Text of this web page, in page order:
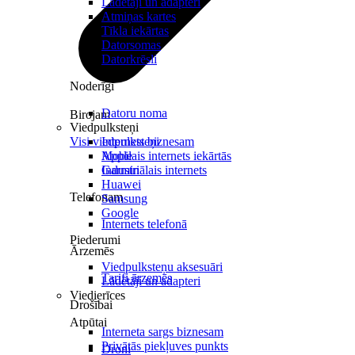
Birojam
Internets biznesam
Mobilais internets iekārtās
Industriālais internets
Telefonam
Internets telefonā
Ārzemēs
Tarifi ārzemēs
Drošībai
Interneta sargs biznesam
Privātās piekļuves punkts
Atmiņas kartes
Tīkla iekārtas
Datorsomas
Datorkrēsli
Noderīgi
Datoru noma
Viedpulksteņi
Visi viedpulksteņi
Apple
Garmin
Huawei
Samsung
Google
Piederumi
Viedpulksteņu aksesuāri
Lādētāji un adapteri
Viedierīces
Atpūtai
Droni